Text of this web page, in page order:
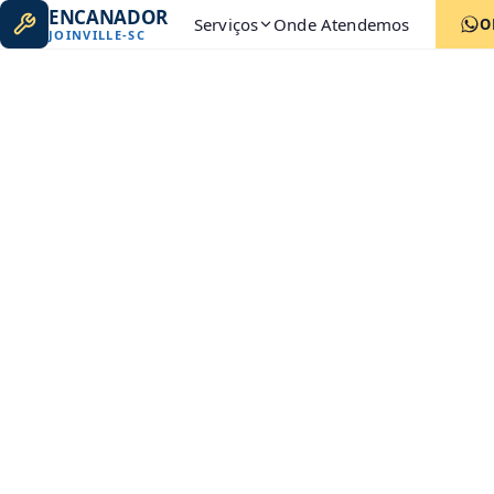
ENCANADOR
JOINVILLE-SC Serviços Onde Atendemos